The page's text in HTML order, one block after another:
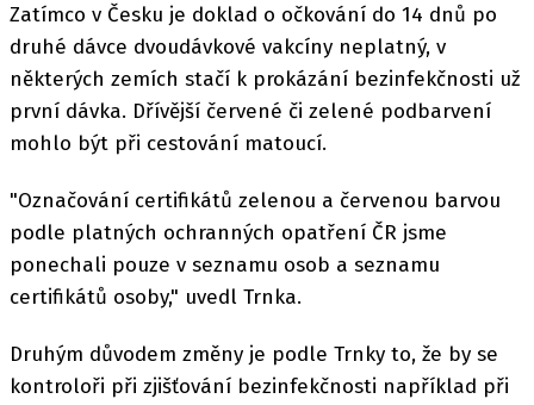
Zatímco v Česku je doklad o očkování do 14 dnů po
druhé dávce dvoudávkové vakcíny neplatný, v
některých zemích stačí k prokázání bezinfekčnosti už
první dávka. Dřívější červené či zelené podbarvení
mohlo být při cestování matoucí.
"Označování certifikátů zelenou a červenou barvou
podle platných ochranných opatření ČR jsme
ponechali pouze v seznamu osob a seznamu
certifikátů osoby," uvedl Trnka.
Druhým důvodem změny je podle Trnky to, že by se
kontroloři při zjišťování bezinfekčnosti například při